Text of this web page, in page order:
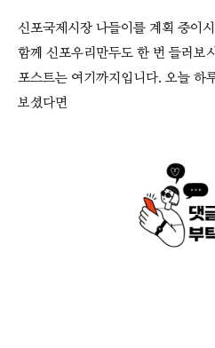
신포국제시장 나들이를 계획 중이
함께 신포우리만두도 한 번 들러보
포스트는 여기까지입니다. 오늘 하
보셨다면